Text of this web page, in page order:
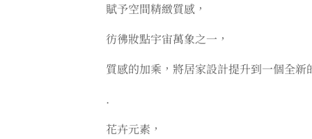
賦予空間精緻質感，
彷彿妝點宇宙萬象之一，
質感的加乘，將居家設計提升到一個全新
.
花卉元素，